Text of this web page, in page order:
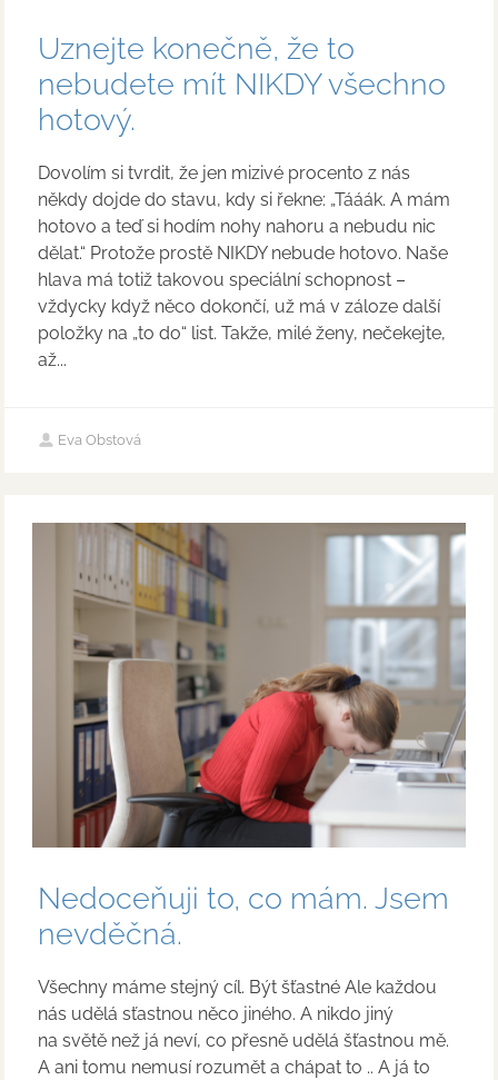
Uznejte konečně, že to
nebudete mít NIKDY všechno
hotový.
Dovolím si tvrdit, že jen mizivé procento z nás
někdy dojde do stavu, kdy si řekne: „Tááák. A mám
hotovo a teď si hodím nohy nahoru a nebudu nic
dělat.“ Protože prostě NIKDY nebude hotovo. Naše
hlava má totiž takovou speciální schopnost –
vždycky když něco dokončí, už má v záloze další
položky na „to do“ list. Takže, milé ženy, nečekejte,
až...
Eva Obstová
Nedoceňuji to, co mám. Jsem
nevděčná.
Všechny máme stejný cíl. Být šťastné Ale každou
nás udělá sťastnou něco jiného. A nikdo jiný
na světě než já neví, co přesně udělá šťastnou mě.
A ani tomu nemusí rozumět a chápat to .. A já to